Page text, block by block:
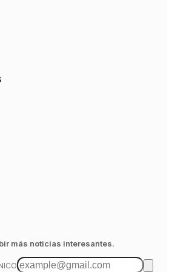
más noticias interesantes.